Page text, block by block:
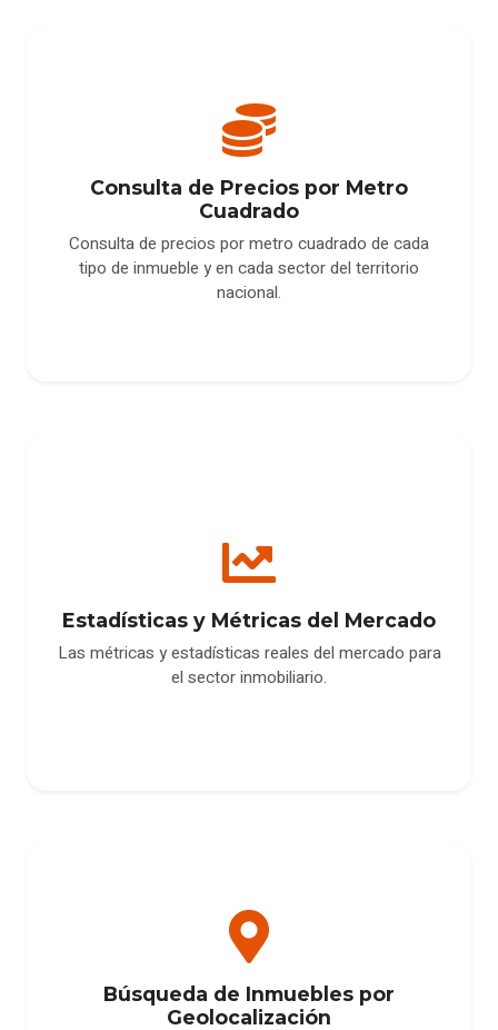
Consulta de Precios por Metro
Cuadrado
Consulta de precios por metro cuadrado de cada
tipo de inmueble y en cada sector del territorio
nacional.
Estadísticas y Métricas del Mercado
Las métricas y estadísticas reales del mercado para
el sector inmobiliario.
Búsqueda de Inmuebles por
Geolocalización